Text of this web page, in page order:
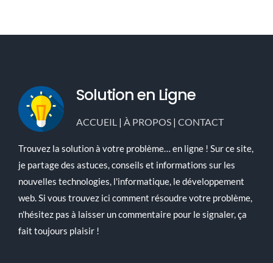
Solution en Ligne
ACCUEIL | À PROPOS | CONTACT
Trouvez la solution à votre problème… en ligne ! Sur ce site,
je partage des astuces, conseils et informations sur les
nouvelles technologies, l'informatique, le développement
web. Si vous trouvez ici comment résoudre votre problème,
n'hésitez pas à laisser un commentaire pour le signaler, ça
fait toujours plaisir !